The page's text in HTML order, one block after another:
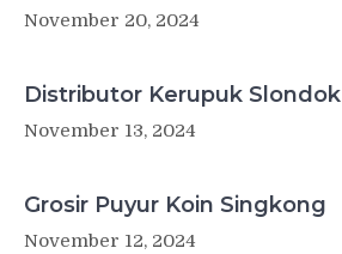
November 20, 2024
Distributor Kerupuk Slondok
November 13, 2024
Grosir Puyur Koin Singkong
November 12, 2024